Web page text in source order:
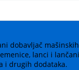
dobavljač
lanci i
i drugih dodataka.